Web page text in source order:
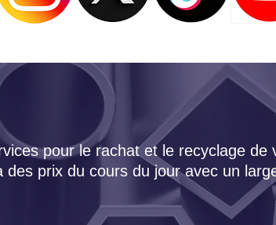
pour le rachat et le recyclage
prix du cours du jour avec un